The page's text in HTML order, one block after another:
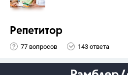
Репетитор
77 вопросов 143 ответа